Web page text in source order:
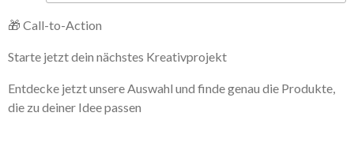
🎁 Call-to-Action
Starte jetzt dein nächstes Kreativprojekt
Entdecke jetzt unsere Auswahl und finde genau die Produkte,
die zu deiner Idee passen